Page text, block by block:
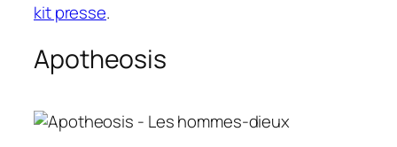
kit presse.
Apotheosis